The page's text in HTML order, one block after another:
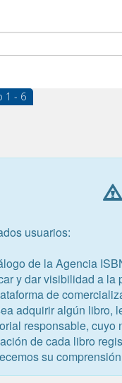
1 - 6
usuarios:
de la Agencia
y dar visibilidad a la
de
adquirir algún libro,
responsable, cuyo
de cada libro
su